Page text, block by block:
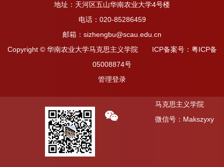
地址：天河区五山华南农业大学4号楼
电话：020-85286459
邮箱：sizhengbu@scau.edu.cn
Copyright © 华南农业大学马克思主义学院 ICP备案号：粤ICP备
05008874号
管理登录
马克思主义学院
微信号：Makszyxy